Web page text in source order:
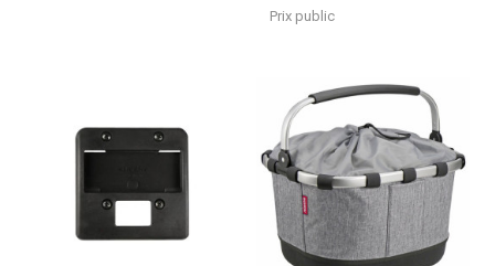
Prix public